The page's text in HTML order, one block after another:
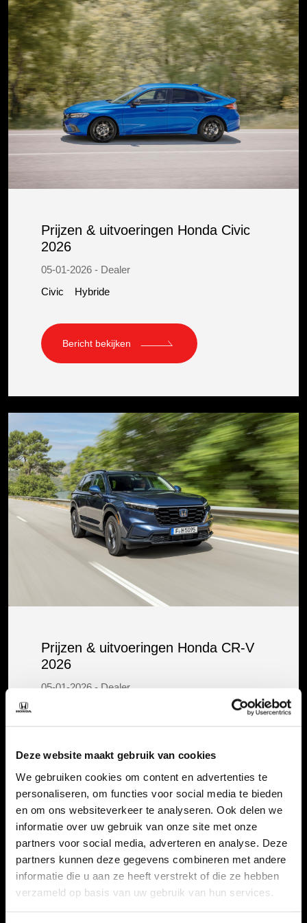
Deze website maakt gebruik van cookies
We gebruiken cookies om content en advertenties te
personaliseren, om functies voor social media te bieden
en om ons websiteverkeer te analyseren. Ook delen we
informatie over uw gebruik van onze site met onze
partners voor social media, adverteren en analyse. Deze
partners kunnen deze gegevens combineren met andere
informatie die u aan ze heeft verstrekt of die ze hebben
verzameld op basis van uw gebruik van hun services.
Prijzen & uitvoeringen Honda Civic
2026
05-01-2026 - Dealer
Civic
Hybride
Bericht bekijken
Prijzen & uitvoeringen Honda CR-V
2026
05-01-2026 - Dealer
Bericht bekijken
Nieuwe Honda Prelude: dit zijn de
prijzen en specificaties